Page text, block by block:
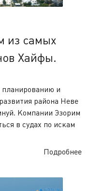
из самых
Хайфы.
планированию и
района Неве
Компании Эзорим
в судах по искам
Подробнее